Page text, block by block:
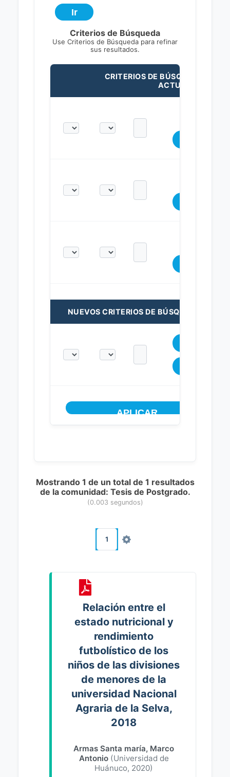
Criterios de Búsqueda
Use Criterios de Búsqueda para refinar
sus resultados.
CRITERIOS DE BÚSQUEDA
ACTUALES:
NUEVOS CRITERIOS DE BÚSQUEDA:
Mostrando 1 de un total de 1 resultados
de la comunidad: Tesis de Postgrado.
(0.003 segundos)
1
Relación entre el
estado nutricional y
rendimiento
futbolístico de los
niños de las divisiones
de menores de la
universidad Nacional
Agraria de la Selva,
2018
Armas Santa maría, Marco
Antonio (Universidad de
Huánuco, 2020)